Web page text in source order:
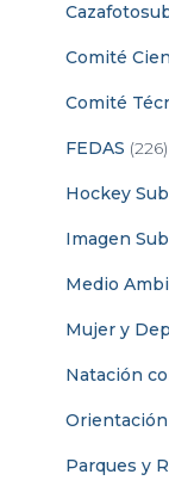
Comité
Comité
FEDAS (226)
Hockey
Imagen
Medio
Mujer y
Natación
Parques y